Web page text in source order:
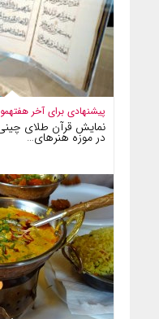
پیشنهادی برای آخر هفته
نمایش قرآن طلای
در موزه هنرهای…